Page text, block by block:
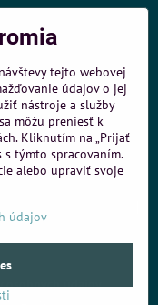
č. 80 a 88
99
nákupy
osobných údajov
tejto webovej
údajov o jej
nástroje a služby
môžu preniesť k
Kliknutím na „Prijať
s týmto spracovaním.
alebo upraviť svoje
údajov